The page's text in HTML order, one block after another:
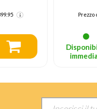
Prezzo consigliato
Disponibilità
immediata